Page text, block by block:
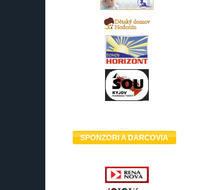
SPONZORI A DARCOVIA